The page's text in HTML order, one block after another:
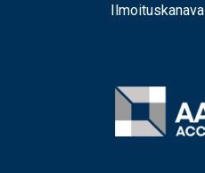
Ilmoituskanava
Image